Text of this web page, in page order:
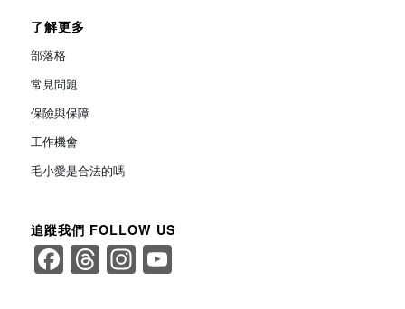
了解更多
部落格
常見問題
保險與保障
工作機會
毛小愛是合法的嗎
追蹤我們 FOLLOW US
Facebook
Threads
Instagram
YouTube